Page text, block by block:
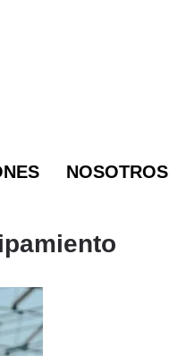
NOSOTROS